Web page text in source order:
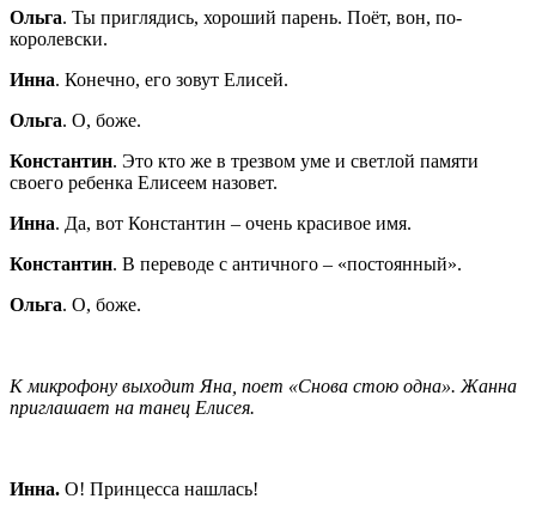
Ольга. Ты приглядись, хороший парень. Поёт, вон, по-
королевски.
Инна. Конечно, его зовут Елисей.
Ольга. О, боже.
Константин. Это кто же в трезвом уме и светлой памяти
своего ребенка Елисеем назовет.
Инна. Да, вот Константин – очень красивое имя.
Константин. В переводе с античного – «постоянный».
Ольга. О, боже.
К микрофону выходит Яна, поет «Снова стою одна». Жанна
приглашает на танец Елисея.
Инна. О! Принцесса нашлась!